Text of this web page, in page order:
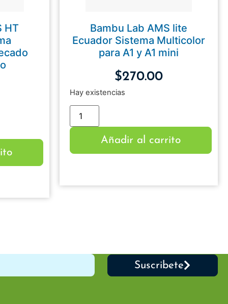
HT
Bambu Lab AMS lite
Ecuador Sistema Multicolor
para A1 y A1 mini
$270.00
Hay existencias
Añadir al carrito
Suscribete